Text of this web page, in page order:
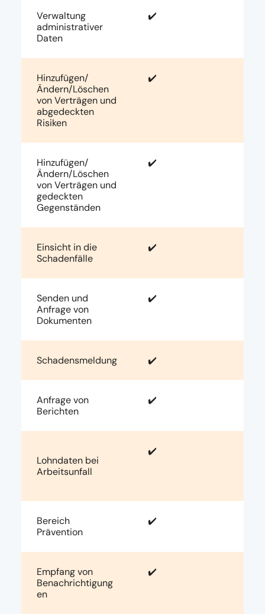
Verwaltung
administrativer
Daten
✔️
Hinzufügen/
Ändern/Löschen
von Verträgen und
abgedeckten
Risiken
✔️
Hinzufügen/
Ändern/Löschen
von Verträgen und
gedeckten
Gegenständen
✔️
Einsicht in die
Schadenfälle
✔️
Senden und
Anfrage von
Dokumenten
✔️
Schadensmeldung ✔️
Anfrage von
Berichten
✔️
Lohndaten bei
Arbeitsunfall
✔️
Bereich
Prävention
✔️
Empfang von
Benachrichtigung
en
✔️